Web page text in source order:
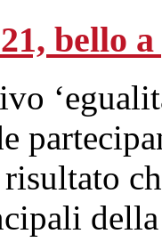
bello